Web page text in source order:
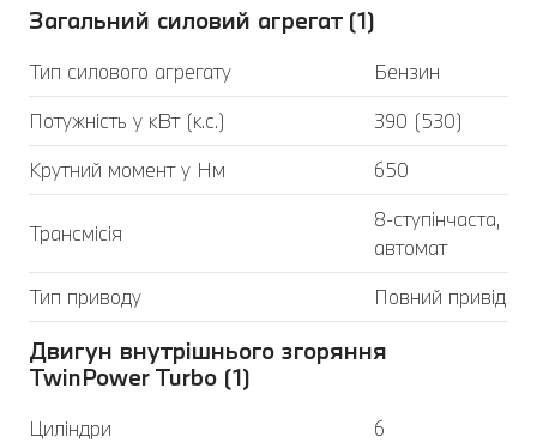
Загальний силовий агрегат (1)
Тип силового агрегату
Бензин
Потужність у кВт (к.с.)
390 (530)
Крутний момент у Нм
650
Трансмісія
8-ступінчаста,
автомат
Тип приводу
Повний привід
Двигун внутрішнього згоряння
TwinPower Turbo (1)
Циліндри
6